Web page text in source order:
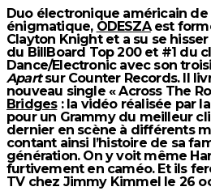
Duo électronique américain
énigmatique, ODESZAest
Clayton Knight et a su se
du BillBoard Top 200 et #1 du
Dance/Electronic avec son
Apartsur Counter Records. Il
nouveau single « Across The
Bridges: la vidéo réalisée par
pour un Grammy du meilleur
dernier en scène à différents
contant ainsi l’histoire de sa
génération. On y voit même
furtivement en caméo. Et ils
TV chez Jimmy Kimmel le 26